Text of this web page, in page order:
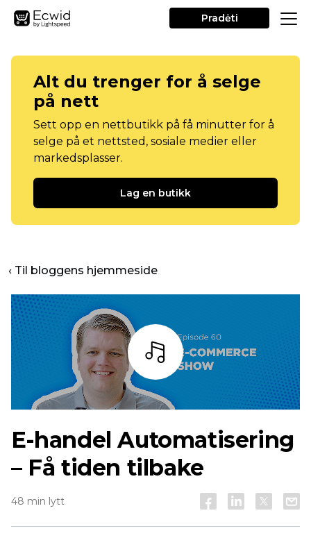
Pradėti
Alt du trenger for å selge
på nett
Sett opp en nettbutikk på få minutter for å
selge på et nettsted, sosiale medier eller
markedsplasser.
Lag en butikk
‹ Til bloggens hjemmeside
Lytt
E-handel Automatisering
– Få tiden tilbake
48 min lytt